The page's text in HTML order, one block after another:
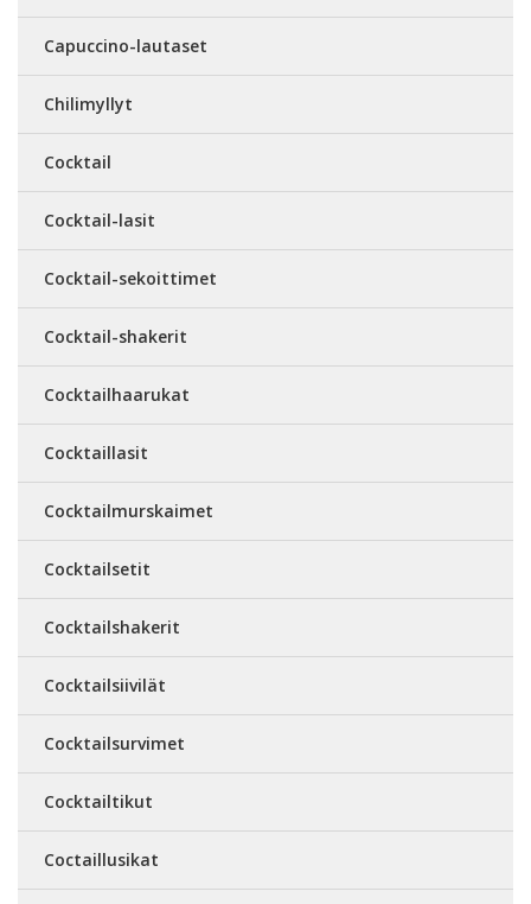
Capuccino-lautaset
Chilimyllyt
Cocktail
Cocktail-lasit
Cocktail-sekoittimet
Cocktail-shakerit
Cocktailhaarukat
Cocktaillasit
Cocktailmurskaimet
Cocktailsetit
Cocktailshakerit
Cocktailsiivilät
Cocktailsurvimet
Cocktailtikut
Coctaillusikat